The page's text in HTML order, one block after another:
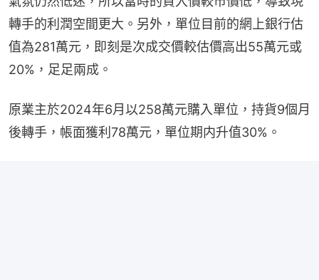
轉手的利潤空間更大。另外，單位目前的網上銀行估
值為281萬元，即刻是次成交價較估價高出55萬元或
20%，足足兩成。
原業主於2024年6月以258萬元購入單位，持貨9個月
後轉手，帳面獲利78萬元，單位期内升值30%。